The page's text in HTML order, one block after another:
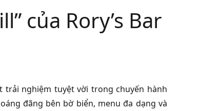
của Rory’s Bar
nghiệm tuyệt vời trong chuyến hành
đãng bên bờ biển, menu đa dạng và